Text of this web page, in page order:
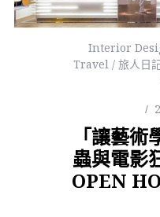
Interior
Travel / 旅人日
「讓藝
蟲與電影
OPEN